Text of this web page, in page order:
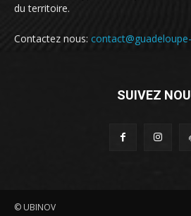
du territoire.
Contactez nous:
SUIVEZ
© UBINOV